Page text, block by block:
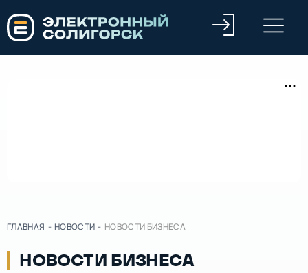
ГЛАВНАЯ - НОВОСТИ - НОВОСТИ БИЗНЕСА
НОВОСТИ БИЗНЕСА